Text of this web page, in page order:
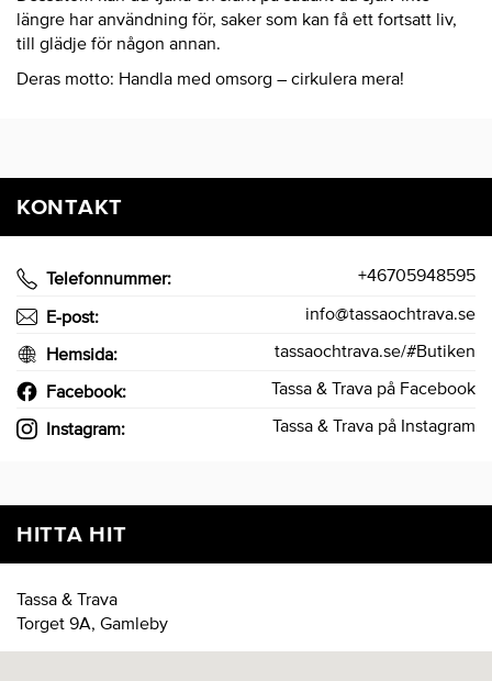
längre har användning för, saker som kan få ett fortsatt liv,
till glädje för någon annan.
Deras motto: Handla med omsorg – cirkulera mera!
KONTAKT
Telefonnummer: +46705948595
E-post: info@tassaochtrava.se
Hemsida: tassaochtrava.se/#Butiken
Facebook: Tassa & Trava på Facebook
Instagram: Tassa & Trava på Instagram
HITTA HIT
Tassa & Trava
Torget 9A, Gamleby